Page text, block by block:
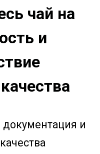
чай на
и
и